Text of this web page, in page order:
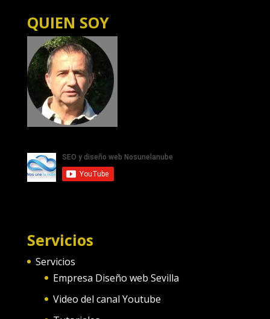
QUIEN SOY
Servicios
Servicios
Empresa Diseño web Sevilla
Video del canal Youtube